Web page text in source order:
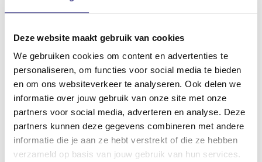
Deze website maakt gebruik van cookies
We gebruiken cookies om content en advertenties te
personaliseren, om functies voor social media te bieden
en om ons websiteverkeer te analyseren. Ook delen we
informatie over jouw gebruik van onze site met onze
partners voor social media, adverteren en analyse. Deze
partners kunnen deze gegevens combineren met andere
informatie die je aan ze hebt verstrekt of die ze hebben
verzameld op basis van jouw gebruik van hun services.
Abonnementen
Bij aanschaf van squash jaar of squash flex betaal je
een pro rata-bedrag.
Automatische incasso
Vervolgens wordt in de eerste week van iedere maand
een termijn afgeschreven via automatische incasso.
Opzeggen is simpel